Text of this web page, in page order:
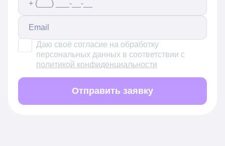
Даю своё согласие на обработку
персональных данных в соответствии с
политикой конфиденциальности
Отправить заявку